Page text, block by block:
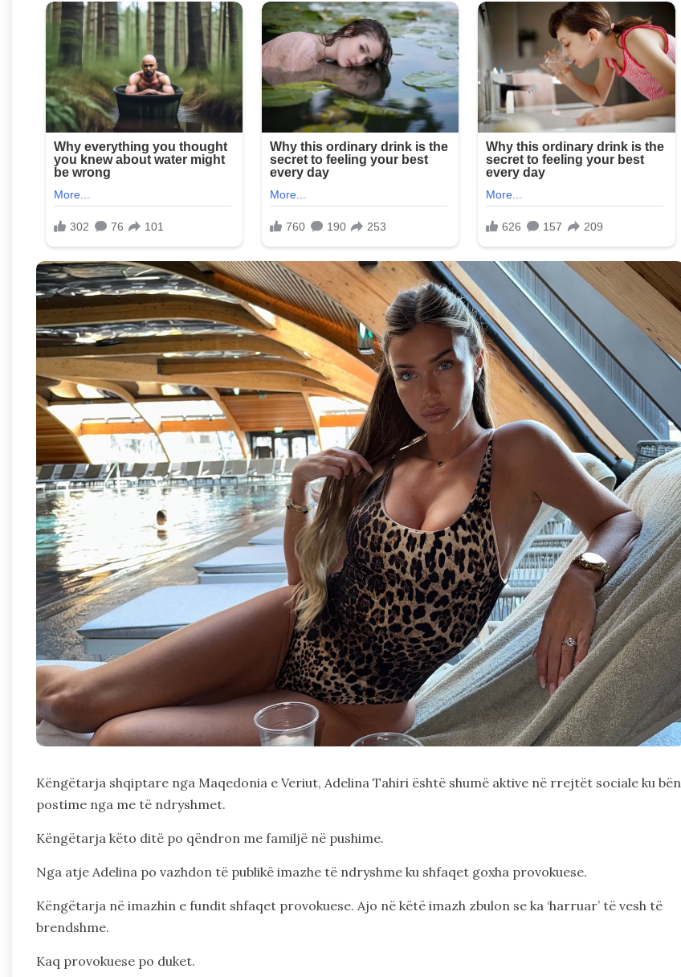
Këngëtarja shqiptare nga Maqedonia e Veriut, Adelina Tahiri është shumë aktive në rrejtët sociale ku bën
postime nga me të ndryshmet.
Këngëtarja këto ditë po qëndron me familjë në pushime.
Nga atje Adelina po vazhdon të publikë imazhe të ndryshme ku shfaqet goxha provokuese.
Këngëtarja në imazhin e fundit shfaqet provokuese. Ajo në këtë imazh zbulon se ka ‘harruar’ të vesh të
brendshme.
Kaq provokuese po duket.